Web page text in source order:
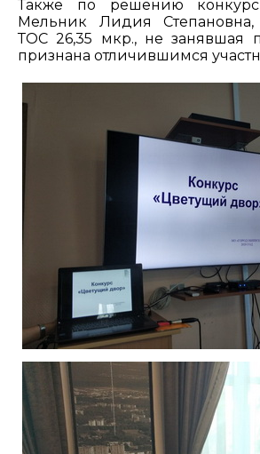
Также по решению
Мельник Лидия Степановна,
ТОС 26,35 мкр., не занявшая
признана отличившимся